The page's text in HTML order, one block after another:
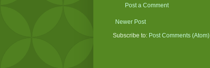
Post a Comment
Newer Post
Subscribe to: Post Comments (Atom)